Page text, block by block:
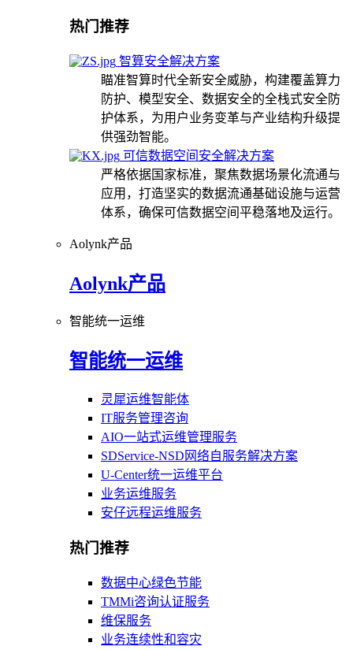
热门推荐
智算安全解决方案
瞄准智算时代全新安全威胁，构建覆盖算力
防护、模型安全、数据安全的全栈式安全防
护体系，为用户业务变革与产业结构升级提
供强劲智能。
可信数据空间安全解决方案
严格依据国家标准，聚焦数据场景化流通与
应用，打造坚实的数据流通基础设施与运营
体系，确保可信数据空间平稳落地及运行。
Aolynk产品
Aolynk产品
智能统一运维
智能统一运维
灵犀运维智能体
IT服务管理咨询
AIO一站式运维管理服务
SDService-NSD网络自服务解决方案
U-Center统一运维平台
业务运维服务
安仔远程运维服务
热门推荐
数据中心绿色节能
TMMi咨询认证服务
维保服务
业务连续性和容灾